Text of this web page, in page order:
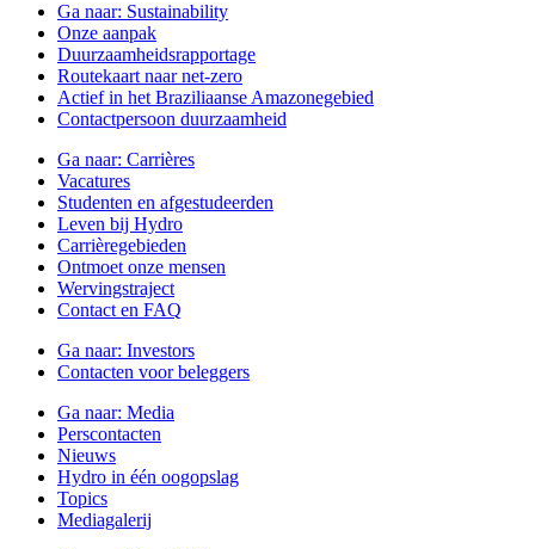
Ga naar: Sustainability
Onze aanpak
Duurzaamheidsrapportage
Routekaart naar net-zero
Actief in het Braziliaanse Amazonegebied
Contactpersoon duurzaamheid
Ga naar: Carrières
Vacatures
Studenten en afgestudeerden
Leven bij Hydro
Carrièregebieden
Ontmoet onze mensen
Wervingstraject
Contact en FAQ
Ga naar: Investors
Contacten voor beleggers
Ga naar: Media
Perscontacten
Nieuws
Hydro in één oogopslag
Topics
Mediagalerij